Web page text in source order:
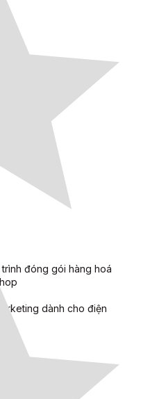
dành cho điện
đóng gói hàng hoá